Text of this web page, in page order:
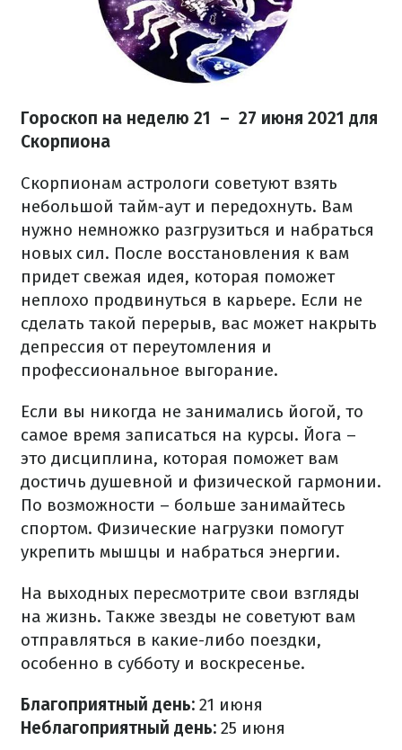
Гороскоп на неделю 21 – 27 июня 2021 для
Скорпиона
Скорпионам астрологи советуют взять
небольшой тайм-аут и передохнуть. Вам
нужно немножко разгрузиться и набраться
новых сил. После восстановления к вам
придет свежая идея, которая поможет
неплохо продвинуться в карьере. Если не
сделать такой перерыв, вас может накрыть
депрессия от переутомления и
профессиональное выгорание.
Если вы никогда не занимались йогой, то
самое время записаться на курсы. Йога –
это дисциплина, которая поможет вам
достичь душевной и физической гармонии.
По возможности – больше занимайтесь
спортом. Физические нагрузки помогут
укрепить мышцы и набраться энергии.
На выходных пересмотрите свои взгляды
на жизнь. Также звезды не советуют вам
отправляться в какие-либо поездки,
особенно в субботу и воскресенье.
Благоприятный день: 21 июня
Неблагоприятный день: 25 июня